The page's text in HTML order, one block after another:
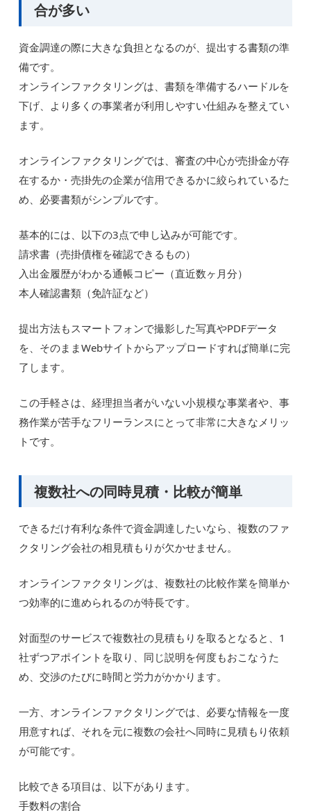
合が多い
資金調達の際に大きな負担となるのが、提出する書類の準
備です。
オンラインファクタリングは、書類を準備するハードルを
下げ、より多くの事業者が利用しやすい仕組みを整えてい
ます。
オンラインファクタリングでは、審査の中心が売掛金が存
在するか・売掛先の企業が信用できるかに絞られているた
め、必要書類がシンプルです。
基本的には、以下の3点で申し込みが可能です。
請求書（売掛債権を確認できるもの）
入出金履歴がわかる通帳コピー（直近数ヶ月分）
本人確認書類（免許証など）
提出方法もスマートフォンで撮影した写真やPDFデータ
を、そのままWebサイトからアップロードすれば簡単に完
了します。
この手軽さは、経理担当者がいない小規模な事業者や、事
務作業が苦手なフリーランスにとって非常に大きなメリッ
トです。
複数社への同時見積・比較が簡単
できるだけ有利な条件で資金調達したいなら、複数のファ
クタリング会社の相見積もりが欠かせません。
オンラインファクタリングは、複数社の比較作業を簡単か
つ効率的に進められるのが特長です。
対面型のサービスで複数社の見積もりを取るとなると、1
社ずつアポイントを取り、同じ説明を何度もおこなうた
め、交渉のたびに時間と労力がかかります。
一方、オンラインファクタリングでは、必要な情報を一度
用意すれば、それを元に複数の会社へ同時に見積もり依頼
が可能です。
比較できる項目は、以下があります。
手数料の割合